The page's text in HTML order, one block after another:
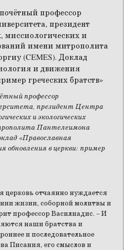
профессор
президент Центра
и экологических
Пантелеимона
«Православная
обновления в церкви: пример
церковь отчаянно нуждается
жизни, соборной молитвы и
профессор Василиадис. – И
наши братства и
и последовательное
Писания, его смыслов и